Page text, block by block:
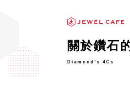
著想的用心服務讓我感到非常
關於鑽石
Diamond’s 4Cs